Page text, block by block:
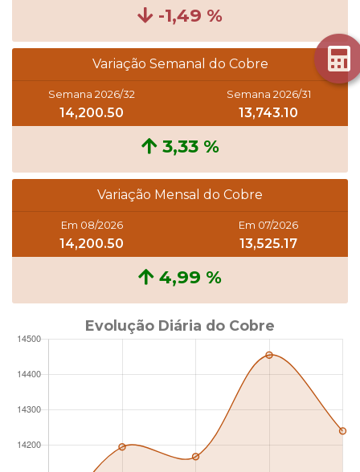
-1,49 %
Variação Semanal do Cobre
Semana 2026/32
14,200.50
Semana 2026/31
13,743.10
3,33 %
Variação Mensal do Cobre
Em 08/2026
14,200.50
Em 07/2026
13,525.17
4,99 %
Evolução Diária do Cobre